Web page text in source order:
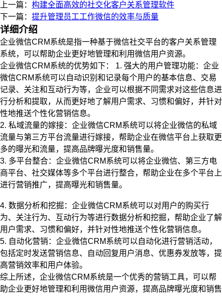
上一篇： 构建全面高效的社交化客户关系管理软件
下一篇： 提升管理员工工作微信的效率与质量
详细介绍
企业微信CRM系统是指一种基于微信社交平台的客户关系管理
系统，可以帮助企业更好地管理和利用微信用户资源。
企业微信CRM系统的优势如下： 1. 强大的用户管理功能：企业
微信CRM系统可以自动识别和记录每个用户的基本信息、交易
记录、关注和互动行为等，企业可以根据不同需求对这些信息进
行分析和提取，从而更好地了解用户需求、习惯和偏好，并针对
性地推送个性化营销信息。
2. 私域流量的嫁接：企业微信CRM系统可以将企业微信的私域
流量与第三方平台流量进行嫁接，帮助企业在微信平台上获取更
多的曝光和流量，提高品牌曝光度和销售量。
3. 多平台整合：企业微信CRM系统可以将企业微信、第三方电
商平台、社交媒体等多个平台进行整合，帮助企业在多个平台上
进行营销推广，提高曝光和销售量。
4. 数据分析和挖掘：企业微信CRM系统可以对用户的购买行
为、关注行为、互动行为等进行数据分析和挖掘，帮助企业了解
用户需求、习惯和偏好，并针对性地推送个性化营销信息。
5. 自动化营销：企业微信CRM系统可以自动化进行营销活动，
包括定时发送营销信息、自动回复用户消息、优惠券发放等，提
高营销效率和用户体验。
综上所述，企业微信CRM系统是一个优秀的营销工具，可以帮
助企业更好地管理和利用微信用户资源，提高品牌曝光度和销售